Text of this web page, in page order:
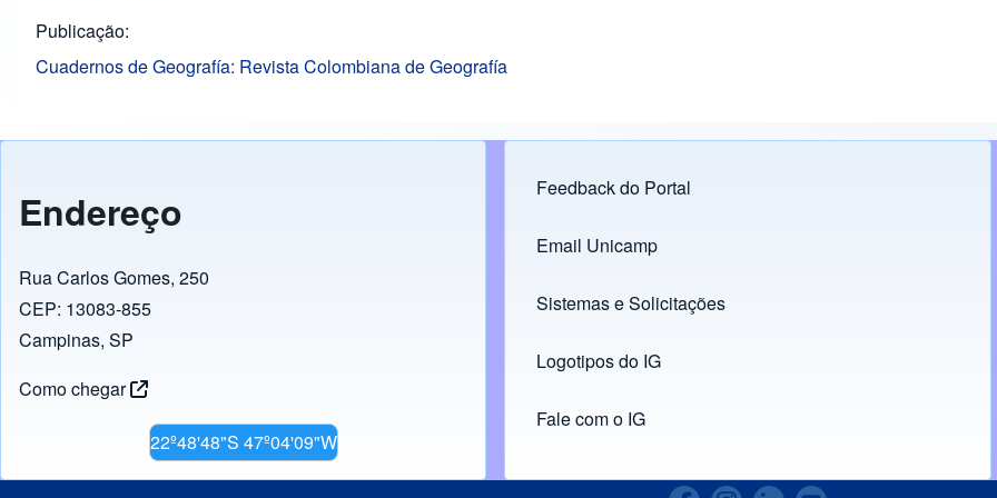
Publicação
Cuadernos de Geografía: Revista Colombiana de Geografía
Endereço
Rua Carlos Gomes, 250
CEP: 13083-855
Campinas, SP
Como chegar
22º48'48"S 47º04'09"W
Footer menu
Feedback do Portal
Links
Email Unicamp
(opens in new tab)
Sistemas e Solicitações
(opens in new tab)
Logotipos do IG
(opens in new tab)
Fale com o IG